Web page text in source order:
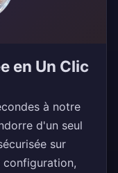
en Un Clic
à notre
d'un seul
sur